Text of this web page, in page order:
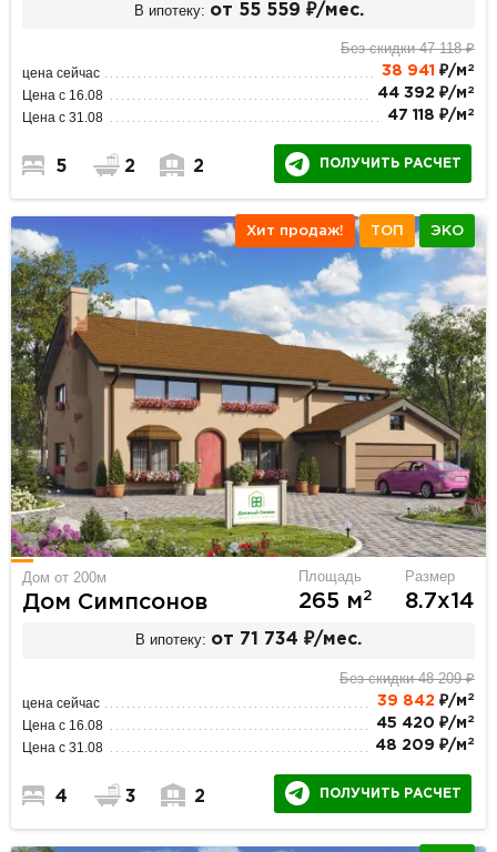
В ипотеку: от 55 559 ₽/мес.
Без скидки 47 118 ₽
цена сейчас 38 941 ₽/м 2
Цена с 16.08 44 392 ₽/м 2
Цена с 31.08 47 118 ₽/м 2
5 2 2 ПОЛУЧИТЬ РАСЧЕТ
Хит продаж! ТОП ЭКО
Дом от 200м
Дом Симпсонов
Площадь
265 м2
Размер
8.7х14
В ипотеку: от 71 734 ₽/мес.
Без скидки 48 209 ₽
цена сейчас 39 842 ₽/м 2
Цена с 16.08 45 420 ₽/м 2
Цена с 31.08 48 209 ₽/м 2
4 3 2 ПОЛУЧИТЬ РАСЧЕТ